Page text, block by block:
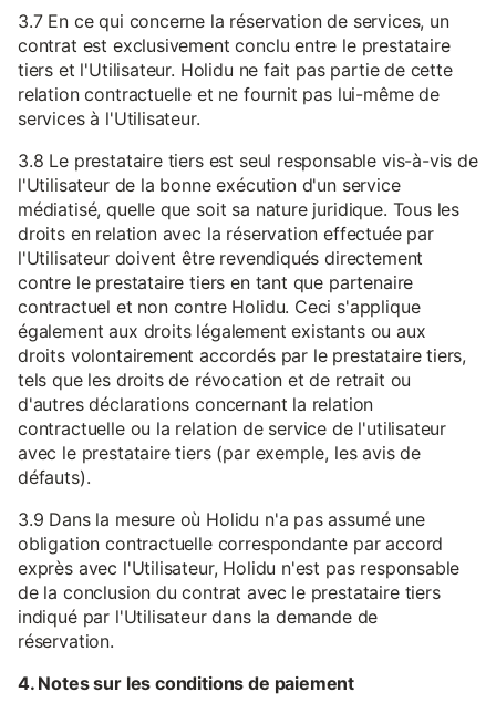
3.7 En ce qui concerne la réservation de services, un
contrat est exclusivement conclu entre le prestataire
tiers et l'Utilisateur. Holidu ne fait pas partie de cette
relation contractuelle et ne fournit pas lui-même de
services à l'Utilisateur.
3.8 Le prestataire tiers est seul responsable vis-à-vis de
l'Utilisateur de la bonne exécution d'un service
médiatisé, quelle que soit sa nature juridique. Tous les
droits en relation avec la réservation effectuée par
l'Utilisateur doivent être revendiqués directement
contre le prestataire tiers en tant que partenaire
contractuel et non contre Holidu. Ceci s'applique
également aux droits légalement existants ou aux
droits volontairement accordés par le prestataire tiers,
tels que les droits de révocation et de retrait ou
d'autres déclarations concernant la relation
contractuelle ou la relation de service de l'utilisateur
avec le prestataire tiers (par exemple, les avis de
défauts).
3.9 Dans la mesure où Holidu n'a pas assumé une
obligation contractuelle correspondante par accord
exprès avec l'Utilisateur, Holidu n'est pas responsable
de la conclusion du contrat avec le prestataire tiers
indiqué par l'Utilisateur dans la demande de
réservation.
4. Notes sur les conditions de paiement